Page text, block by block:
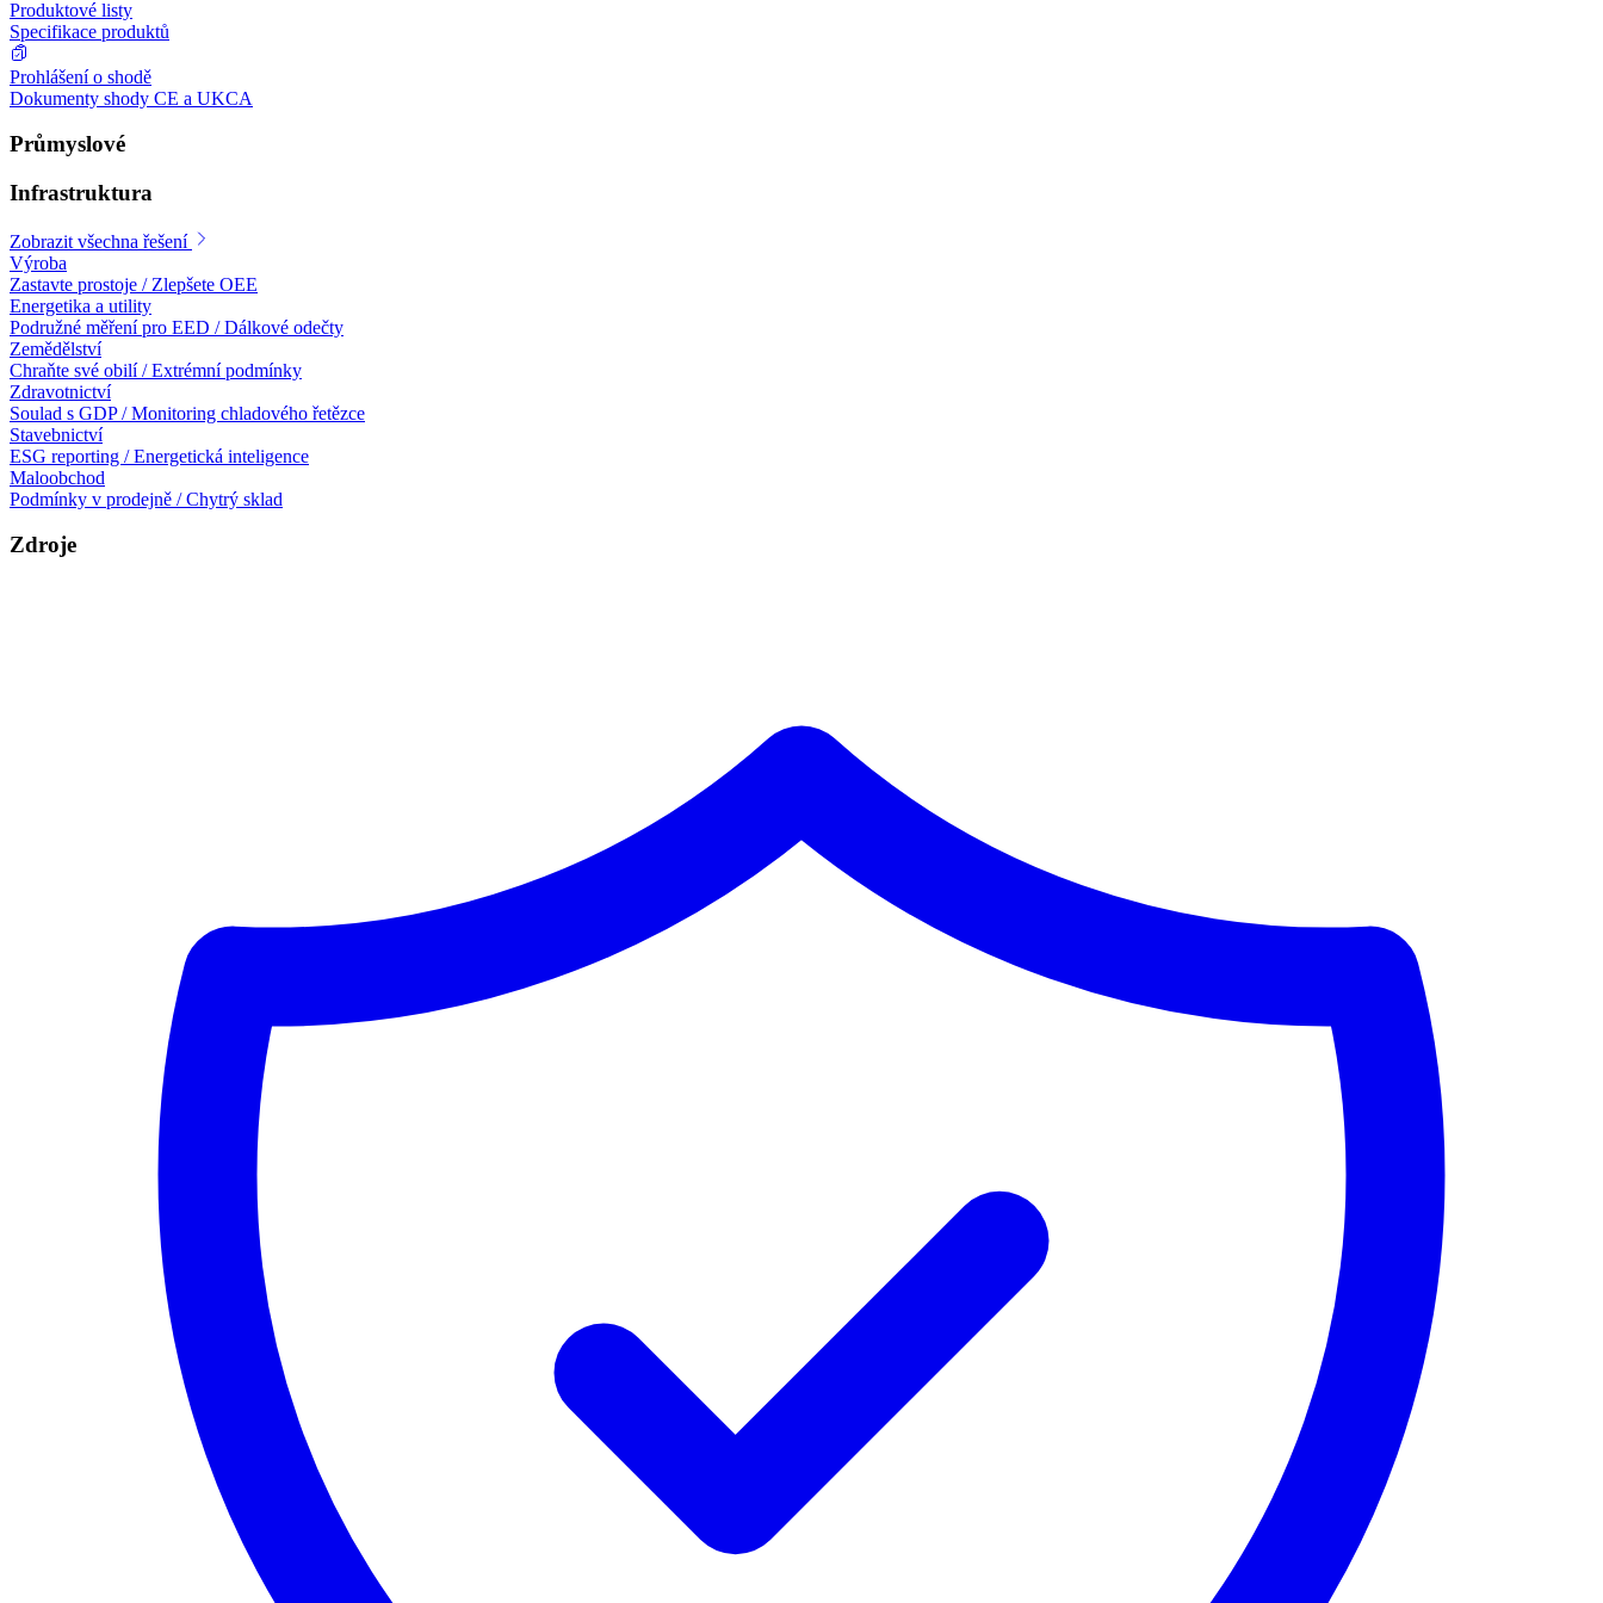
Produktové listy
Specifikace produktů
Prohlášení o shodě
Dokumenty shody CE a UKCA
Průmyslové
Infrastruktura
Zobrazit všechna řešení
Výroba
Zastavte prostoje / Zlepšete OEE
Energetika a utility
Podružné měření pro EED / Dálkové odečty
Zemědělství
Chraňte své obilí / Extrémní podmínky
Zdravotnictví
Soulad s GDP / Monitoring chladového řetězce
Stavebnictví
ESG reporting / Energetická inteligence
Maloobchod
Podmínky v prodejně / Chytrý sklad
Zdroje